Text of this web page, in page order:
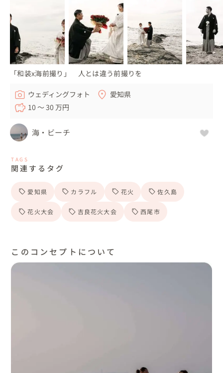
「和装x海前撮り」 人とは違う前撮りを
ウェディングフォト
愛知県
10 〜 30 万円
海・ビーチ
TAGS
関連するタグ
愛知県 カラフル 花火 佐久島
花火大会 吉良花火大会 西尾市
このコンセプトについて